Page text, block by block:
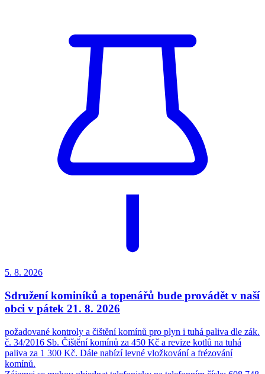
5. 8. 2026
Sdružení kominíků a topenářů bude provádět v naší
obci v pátek 21. 8. 2026
požadované kontroly a čištění komínů pro plyn i tuhá paliva dle zák.
č. 34/2016 Sb. Čištění komínů za 450 Kč a revize kotlů na tuhá
paliva za 1 300 Kč. Dále nabízí levné vložkování a frézování
komínů.